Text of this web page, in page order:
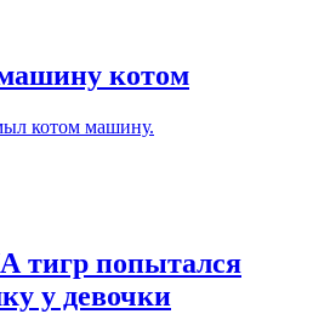
котом
котом машину.
тигр попытался
у девочки